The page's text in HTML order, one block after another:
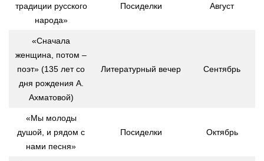
традиции русского
народа»
Посиделки Август
«Сначала
женщина, потом –
поэт» (135 лет со
дня рождения А.
Ахматовой)
Литературный вечер Сентябрь
«Мы молоды
душой, и рядом с
нами песня»
Посиделки Октябрь